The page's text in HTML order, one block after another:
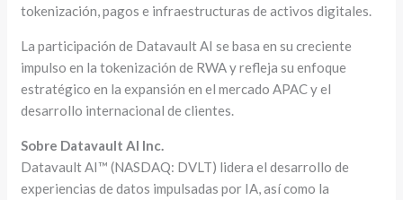
tokenización, pagos e infraestructuras de activos digitales.
La participación de Datavault AI se basa en su creciente
impulso en la tokenización de RWA y refleja su enfoque
estratégico en la expansión en el mercado APAC y el
desarrollo internacional de clientes.
Sobre Datavault AI Inc.
Datavault AI™ (NASDAQ: DVLT) lidera el desarrollo de
experiencias de datos impulsadas por IA, así como la